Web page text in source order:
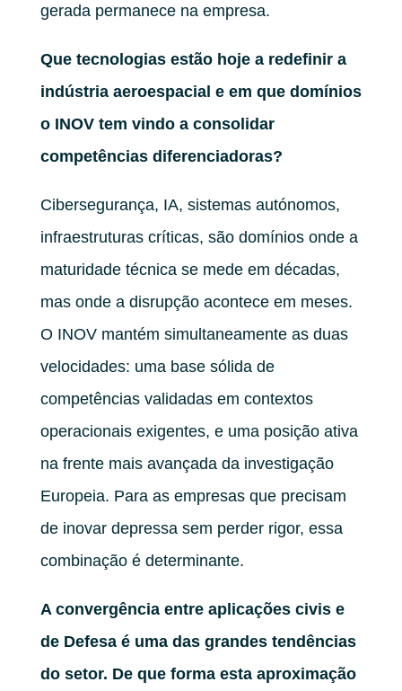
gerada permanece na empresa.
Que tecnologias estão hoje a redefinir a
indústria aeroespacial e em que domínios
o INOV tem vindo a consolidar
competências diferenciadoras?
Cibersegurança, IA, sistemas autónomos,
infraestruturas críticas, são domínios onde a
maturidade técnica se mede em décadas,
mas onde a disrupção acontece em meses.
O INOV mantém simultaneamente as duas
velocidades: uma base sólida de
competências validadas em contextos
operacionais exigentes, e uma posição ativa
na frente mais avançada da investigação
Europeia. Para as empresas que precisam
de inovar depressa sem perder rigor, essa
combinação é determinante.
A convergência entre aplicações civis e
de Defesa é uma das grandes tendências
do setor. De que forma esta aproximação